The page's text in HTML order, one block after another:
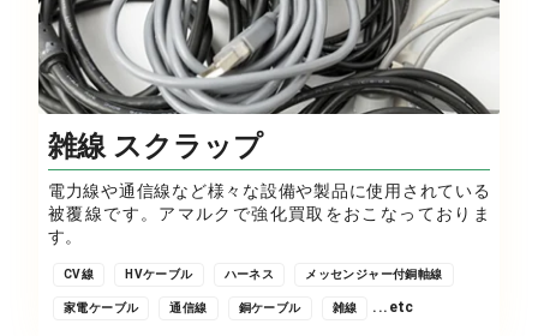
雑線 スクラップ
電力線や通信線など様々な設備や製品に使用されている
被覆線です。アマルクで強化買取をおこなっておりま
す。
CV線 HVケーブル ハーネス メッセンジャー付銅軸線
家電ケーブル 通信線 銅ケーブル 雑線 ...etc